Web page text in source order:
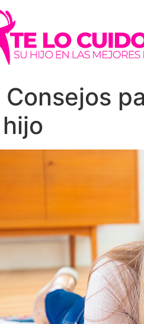
Consejos